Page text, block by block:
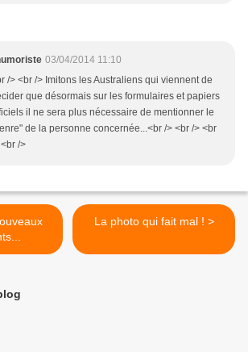
03/04/2014 11:10
/> <br /> Imitons les Australiens qui viennent de
que désormais sur les formulaires et papiers
il ne sera plus nécessaire de mentionner le
de la personne concernée...<br /> <br /> <br
/>
La photo qui fait mal ! >